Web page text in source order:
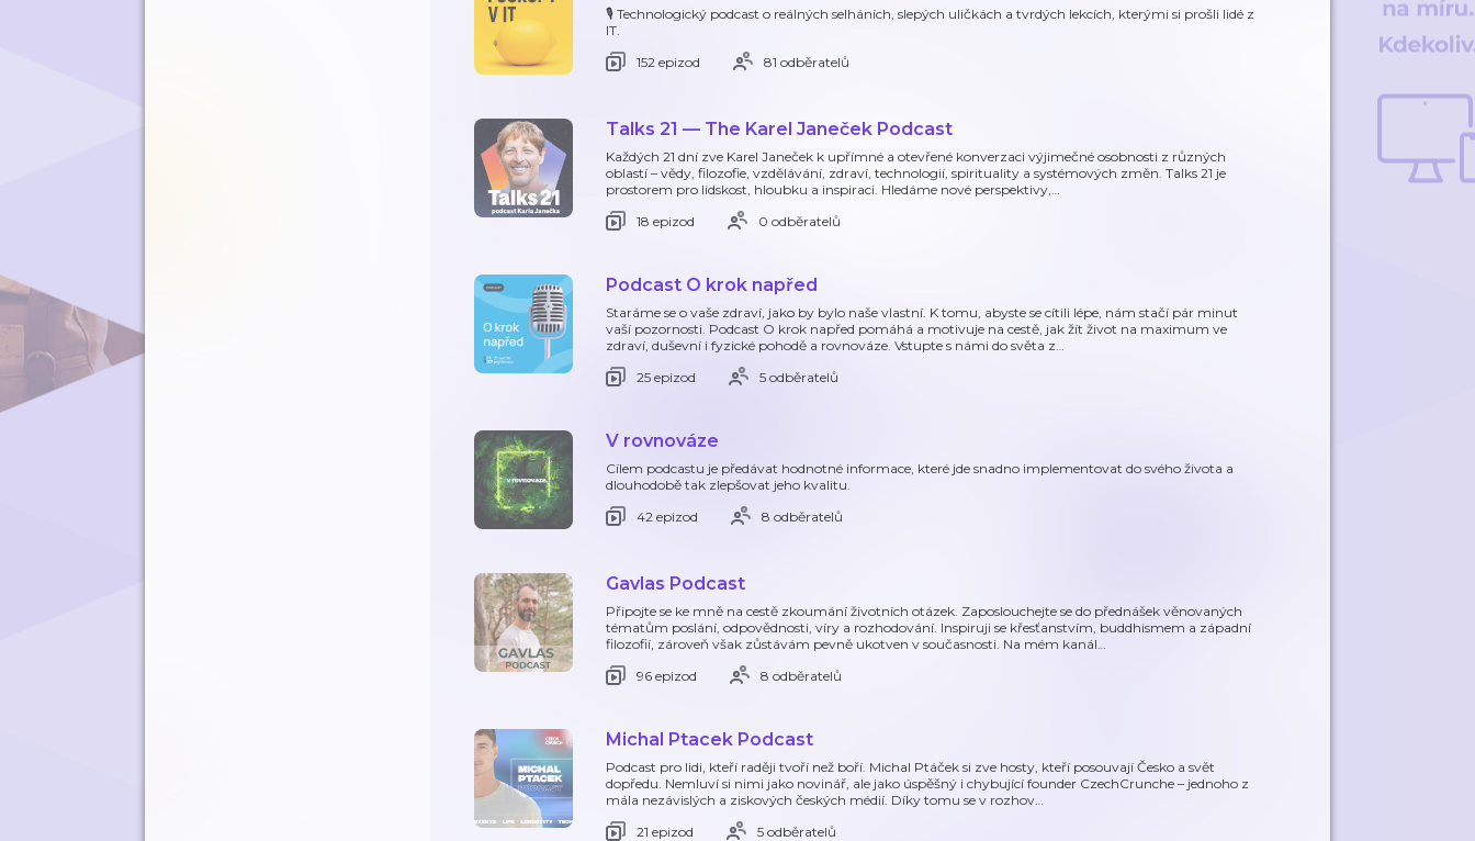
🎙️ Technologický podcast o reálných selháních, slepých uličkách a tvrdých lekcích, kterými si prošli lidé z
IT.
152 epizod
81 odběratelů
Talks 21 — The Karel Janeček Podcast
Každých 21 dní zve Karel Janeček k upřímné a otevřené konverzaci výjimečné osobnosti z různých
oblastí – vědy, filozofie, vzdělávání, zdraví, technologií, spirituality a systémových změn. Talks 21 je
prostorem pro lidskost, hloubku a inspiraci. Hledáme nové perspektivy,…
18 epizod
0 odběratelů
Podcast O krok napřed
Staráme se o vaše zdraví, jako by bylo naše vlastní. K tomu, abyste se cítili lépe, nám stačí pár minut
vaší pozornosti. Podcast O krok napřed pomáhá a motivuje na cestě, jak žít život na maximum ve
zdraví, duševní i fyzické pohodě a rovnováze. Vstupte s námi do světa z…
25 epizod
5 odběratelů
V rovnováze
Cílem podcastu je předávat hodnotné informace, které jde snadno implementovat do svého života a
dlouhodobě tak zlepšovat jeho kvalitu.
42 epizod
8 odběratelů
Gavlas Podcast
Připojte se ke mně na cestě zkoumání životních otázek. Zaposlouchejte se do přednášek věnovaných
tématům poslání, odpovědnosti, víry a rozhodování. Inspiruji se křesťanstvím, buddhismem a západní
filozofií, zároveň však zůstávám pevně ukotven v současnosti. Na mém kanál…
96 epizod
8 odběratelů
Michal Ptacek Podcast
Podcast pro lidi, kteří raději tvoří než boří. Michal Ptáček si zve hosty, kteří posouvají Česko a svět
dopředu. Nemluví si nimi jako novinář, ale jako úspěšný i chybující founder CzechCrunche – jednoho z
mála nezávislých a ziskových českých médií. Díky tomu se v rozhov…
21 epizod
5 odběratelů